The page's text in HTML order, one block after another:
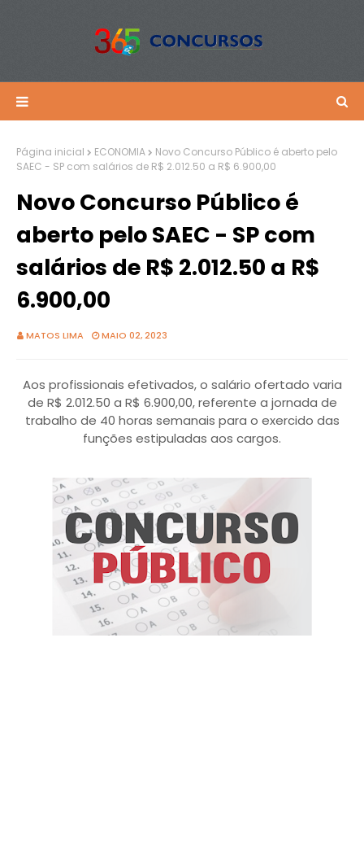
Página inicial ECONOMIA
Novo Concurso Público é aberto pelo
SAEC - SP com salários de R$ 2.012.50 a R$ 6.900,00
Novo Concurso Público é
aberto pelo SAEC - SP com
salários de R$ 2.012.50 a R$
6.900,00
MATOS LIMA MAIO 02, 2023
Aos profissionais efetivados, o salário ofertado varia
de R$ 2.012.50 a R$ 6.900,00, referente a jornada de
trabalho de 40 horas semanais para o exercido das
funções estipuladas aos cargos.